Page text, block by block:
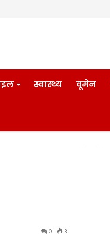
स्वास्थ्य वूमेन
0 3